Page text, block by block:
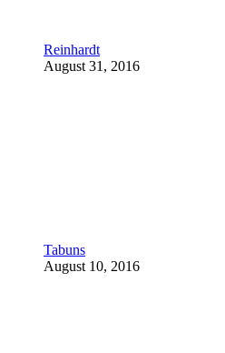
Reinhardt
August 31, 2016
Tabuns
August 10, 2016